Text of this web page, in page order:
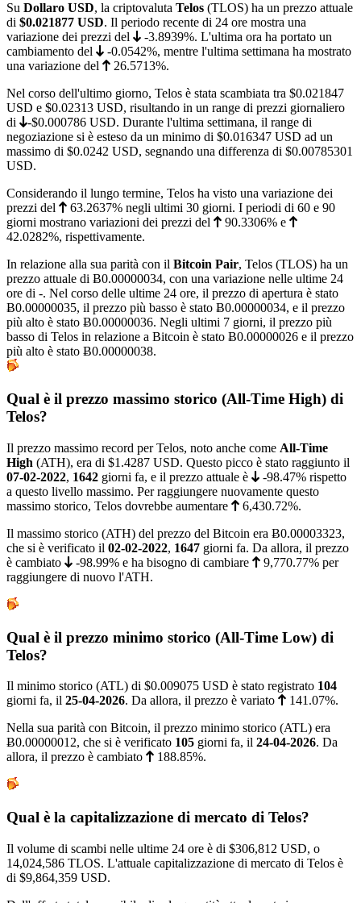
Su Dollaro USD, la criptovaluta Telos (TLOS) ha un prezzo attuale
di $0.021877 USD. Il periodo recente di 24 ore mostra una
variazione dei prezzi del
-3.8939%. L'ultima ora ha portato un
cambiamento del
-0.0542%, mentre l'ultima settimana ha mostrato
una variazione del
26.5713%.
Nel corso dell'ultimo giorno, Telos è stata scambiata tra $0.021847
USD e $0.02313 USD, risultando in un range di prezzi giornaliero
di
-$0.000786 USD. Durante l'ultima settimana, il range di
negoziazione si è esteso da un minimo di $0.016347 USD ad un
massimo di $0.0242 USD, segnando una differenza di $0.00785301
USD.
Considerando il lungo termine, Telos ha visto una variazione dei
prezzi del
63.2637% negli ultimi 30 giorni. I periodi di 60 e 90
giorni mostrano variazioni dei prezzi del
90.3306% e
42.0282%, rispettivamente.
In relazione alla sua parità con il Bitcoin Pair, Telos (TLOS) ha un
prezzo attuale di Ƀ0.00000034, con una variazione nelle ultime 24
ore di -. Nel corso delle ultime 24 ore, il prezzo di apertura è stato
Ƀ0.00000035, il prezzo più basso è stato Ƀ0.00000034, e il prezzo
più alto è stato Ƀ0.00000036. Negli ultimi 7 giorni, il prezzo più
basso di Telos in relazione a Bitcoin è stato Ƀ0.00000026 e il prezzo
più alto è stato Ƀ0.00000038.
Qual è il prezzo massimo storico (All-Time High) di
Telos?
Il prezzo massimo record per Telos, noto anche come All-Time
High (ATH), era di $1.4287 USD. Questo picco è stato raggiunto il
07-02-2022, 1642 giorni fa, e il prezzo attuale è -98.47% rispetto
a questo livello massimo. Per raggiungere nuovamente questo
massimo storico, Telos dovrebbe aumentare
6,430.72%.
Il massimo storico (ATH) del prezzo del Bitcoin era Ƀ0.00003323,
che si è verificato il 02-02-2022, 1647 giorni fa. Da allora, il prezzo
è cambiato
-98.99% e ha bisogno di cambiare 9,770.77% per
raggiungere di nuovo l'ATH.
Qual è il prezzo minimo storico (All-Time Low) di
Telos?
Il minimo storico (ATL) di $0.009075 USD è stato registrato 104
giorni fa, il 25-04-2026. Da allora, il prezzo è variato 141.07%.
Nella sua parità con Bitcoin, il prezzo minimo storico (ATL) era
Ƀ0.00000012, che si è verificato 105 giorni fa, il 24-04-2026. Da
allora, il prezzo è cambiato
188.85%.
Qual è la capitalizzazione di mercato di Telos?
Il volume di scambi nelle ultime 24 ore è di $306,812 USD, o
14,024,586 TLOS. L'attuale capitalizzazione di mercato di Telos è
di $9,864,359 USD.